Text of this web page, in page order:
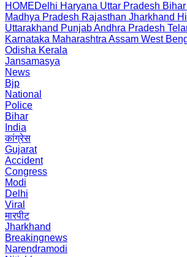
HOMEDelhi Haryana Uttar Pradesh Bihar
Madhya Pradesh Rajasthan Jharkhand
Uttarakhand PunjabAndhra Pradesh
Karnataka Maharashtra Assam West
Odisha Kerala
Jansamasya
News
Bjp
National
Police
Bihar
India
कांग्रेस
Gujarat
Accident
Congress
Modi
Delhi
Viral
मारपीट
Jharkhand
Breakingnews
Narendramodi